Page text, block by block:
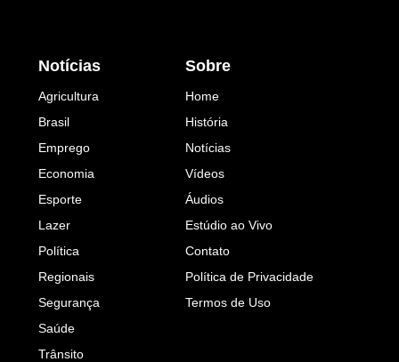
Notícias
Agricultura
Brasil
Emprego
Economia
Esporte
Lazer
Política
Regionais
Segurança
Saúde
Trânsito
Sobre
Home
História
Notícias
Vídeos
Áudios
Estúdio ao Vivo
Contato
Política de Privacidade
Termos de Uso